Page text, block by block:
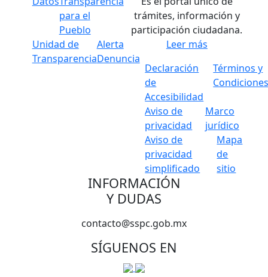
para el
Pueblo
Unidad de
Transparencia
Alerta
Denuncia
trámites, información y
participación ciudadana.
Leer más
Declaración
de
Accesibilidad
Términos y
Aviso de
privacidad
Marco
jurídico
Aviso de
privacidad
simplificado
Mapa
de
sitio
INFORMACIÓN
Y DUDAS
contacto@sspc.gob.mx
SÍGUENOS EN